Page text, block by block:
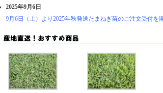
2025年9月6日
9月6日（土）より2025年秋発送たまねぎ苗のご注文受付を